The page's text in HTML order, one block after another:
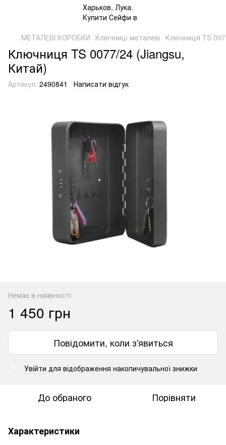
МЕТАЛЕВІ КОРОБКИ Ключниці металеві Ключниця TS
Ключниця TS 0077/24 (Jiangsu,
Китай)
Артикул: 2490841 Написати відгук
Немає в наявності
1 450 грн
Повідомити, коли з'явиться
Увійти для відображення накопичувальної знижки
До обраного Порівняти
Характеристики